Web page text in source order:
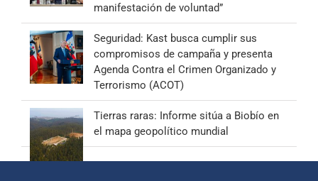
manifestación de voluntad”
Seguridad: Kast busca cumplir sus
compromisos de campaña y presenta
Agenda Contra el Crimen Organizado y
Terrorismo (ACOT)
Tierras raras: Informe sitúa a Biobío en
el mapa geopolítico mundial